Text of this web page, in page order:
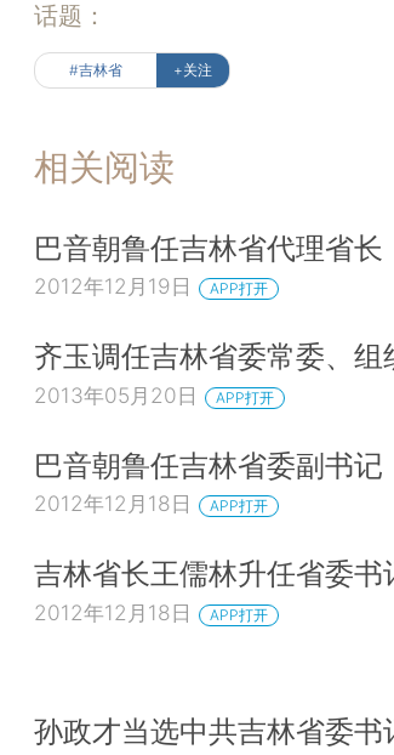
话题：
#吉林省 +关注
相关阅读
巴音朝鲁任吉林省代理省长
2012年12月19日 APP打开
齐玉调任吉林省委常委、组
2013年05月20日 APP打开
巴音朝鲁任吉林省委副书记
2012年12月18日 APP打开
吉林省长王儒林升任省委书
2012年12月18日 APP打开
孙政才当选中共吉林省委书